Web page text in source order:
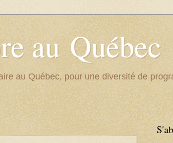
au Québec
au Québec, pour une diversité de